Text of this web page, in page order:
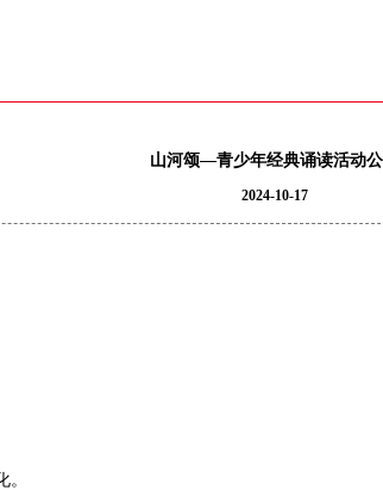
山河颂—青少年经典诵读活动
2024-10-17